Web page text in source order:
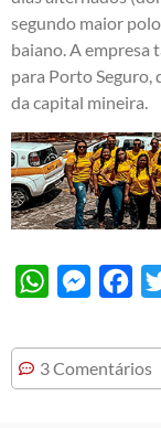
segundo maior
baiano. A empresa
para Porto Seguro,
da capital mineira.
WhatsApp
3 Comentários